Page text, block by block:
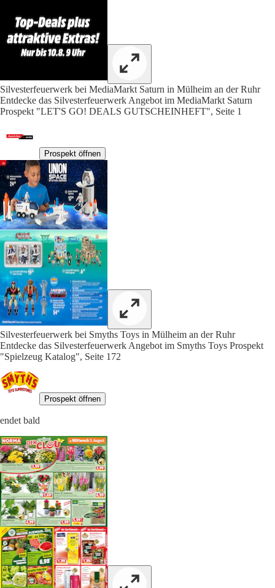
Silvesterfeuerwerk bei MediaMarkt Saturn in Mülheim an der Ruhr
Entdecke das Silvesterfeuerwerk Angebot im MediaMarkt Saturn
Prospekt "LET'S GO! DEALS GUTSCHEINHEFT", Seite 1
Prospekt öffnen
Silvesterfeuerwerk bei Smyths Toys in Mülheim an der Ruhr
Entdecke das Silvesterfeuerwerk Angebot im Smyths Toys Prospekt
"Spielzeug Katalog", Seite 172
Prospekt öffnen
endet bald